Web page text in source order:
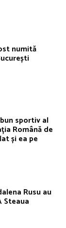
numită
sportiv al
Română de
și ea pe
Rusu au
Steaua